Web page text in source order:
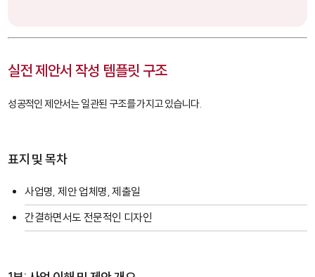
실전 제안서 작성 템플릿 구조
성공적인 제안서는 일관된 구조를 가지고 있습니다.
표지 및 목차
사업명, 제안 업체명, 제출일
간결하면서도 전문적인 디자인